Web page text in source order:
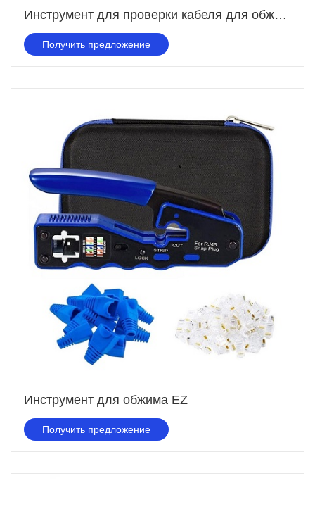
Инструмент для проверки кабеля для обжима
Получить предложение
Инструмент для обжима EZ
Получить предложение